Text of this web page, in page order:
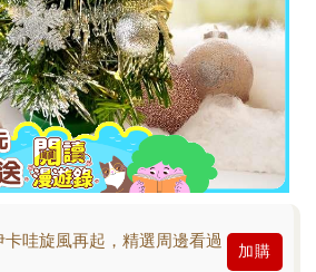
哇旋風再起，精選周邊看過
加購